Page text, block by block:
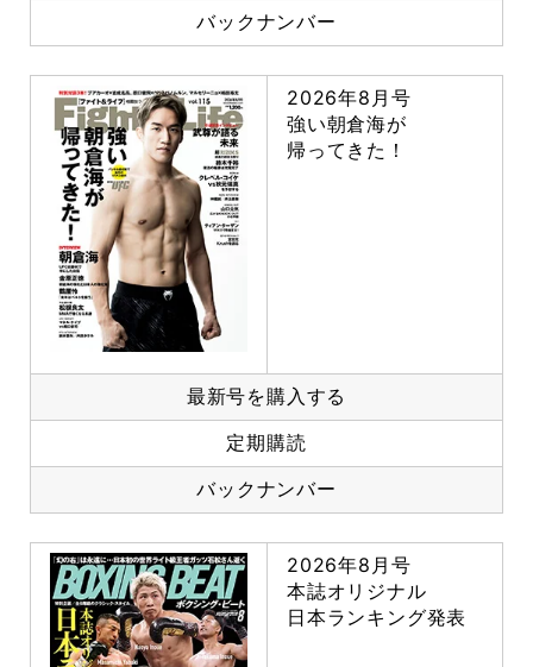
バックナンバー
2026年8月号
強い朝倉海が
帰ってきた！
最新号を購入する
定期購読
バックナンバー
2026年8月号
本誌オリジナル
日本ランキング発表